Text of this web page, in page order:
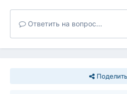
Ответить на вопрос...